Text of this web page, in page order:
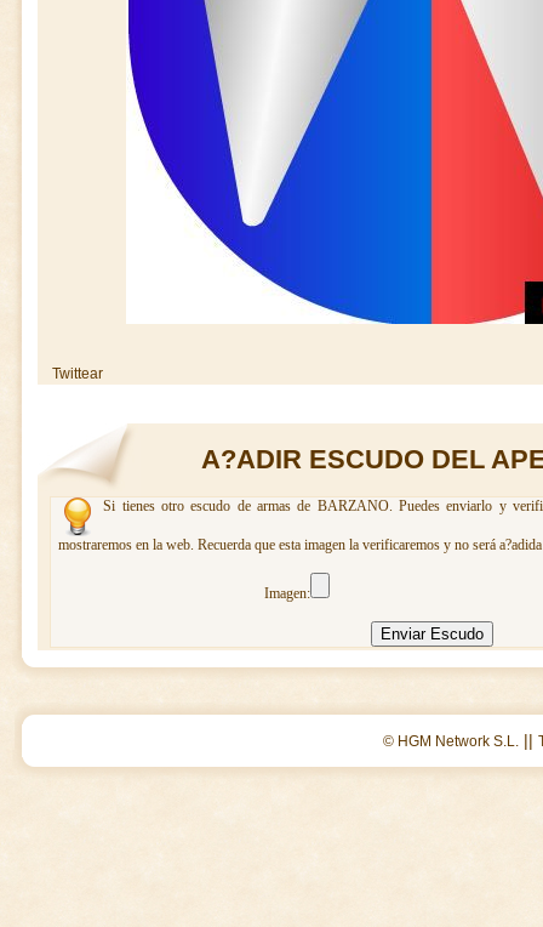
Twittear
A?ADIR ESCUDO DEL
Si tienes otro escudo de armas de BARZANO. Puedes enviarlo y
mostraremos en la web. Recuerda que esta imagen la verificaremos y no será
Imagen:
© HGM Network S.L. ||